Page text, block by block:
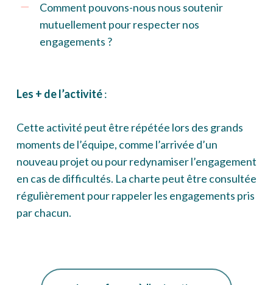
Comment pouvons-nous nous soutenir
mutuellement pour respecter nos
engagements ?
Les + de l’activité:
Cette activité peut être répétée lors des grands
moments de l’équipe, comme l’arrivée d’un
nouveau projet ou pour redynamiser l’engagement
en cas de difficultés. La charte peut être consultée
régulièrement pour rappeler les engagements pris
par chacun.